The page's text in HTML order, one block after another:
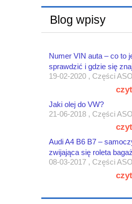
Blog wpisy
Numer VIN auta – co to
sprawdzić i gdzie się
19-02-2020 , Części ASO
Jaki olej do VW?
21-06-2018 , Części ASO
Audi A4 B6 B7 –
zwijająca się roleta
08-03-2017 , Części ASO